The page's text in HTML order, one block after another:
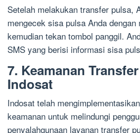
Setelah melakukan transfer pulsa,
mengecek sisa pulsa Anda dengan
kemudian tekan tombol panggil.
SMS yang berisi informasi sisa
7. Keamanan
Indosat
Indosat telah
keamanan untuk melindungi
penyalahgunaan layanan transfer